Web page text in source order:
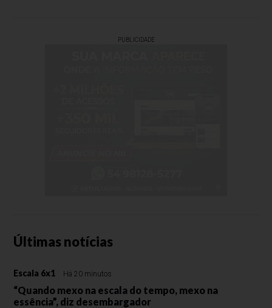
PUBLICIDADE
Últimas notícias
Escala 6x1 Há 20 minutos
“Quando mexo na escala do tempo, mexo na
essência”, diz desembargador